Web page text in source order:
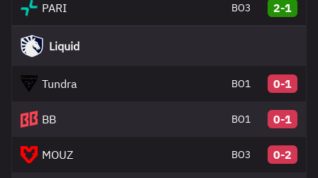
PARI BO3 2-1
Liquid
Tundra BO1 0-1
BB BO1 0-1
MOUZ BO3 0-2